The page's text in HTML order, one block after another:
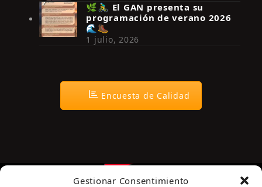
Gestionar Consentimiento
🌿🚴‍♂️ El GAN presenta su
programación de verano 2026
🌊🥾
1 julio, 2026
Encuesta de Calidad